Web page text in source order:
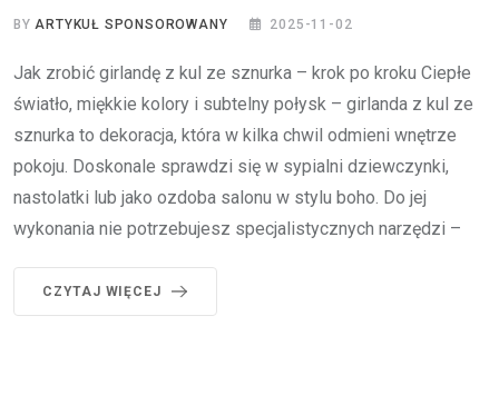
BY ARTYKUŁ SPONSOROWANY 2025-11-02
Jak zrobić girlandę z kul ze sznurka – krok po kroku Ciepłe
światło, miękkie kolory i subtelny połysk – girlanda z kul ze
sznurka to dekoracja, która w kilka chwil odmieni wnętrze
pokoju. Doskonale sprawdzi się w sypialni dziewczynki,
nastolatki lub jako ozdoba salonu w stylu boho. Do jej
wykonania nie potrzebujesz specjalistycznych narzędzi –
CZYTAJ WIĘCEJ